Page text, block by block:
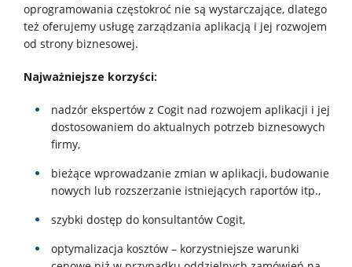
O
firmie
Kontakt
oprogramowania częstokroć nie są wystarczające, dlatego
też oferujemy usługę zarządzania aplikacją i jej rozwojem
od strony biznesowej.
Najważniejsze korzyści:
nadzór ekspertów z Cogit nad rozwojem aplikacji i jej
dostosowaniem do aktualnych potrzeb biznesowych
firmy,
bieżące wprowadzanie zmian w aplikacji, budowanie
nowych lub rozszerzanie istniejących raportów itp.,
szybki dostęp do konsultantów Cogit,
optymalizacja kosztów – korzystniejsze warunki